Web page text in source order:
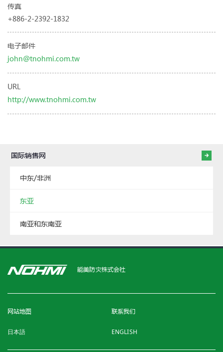
国际销售网
中东/非洲
东亚
南亚和东南亚
传真
+886-2-2392-1832
电子邮件
john@tnohmi.com.tw
URL
http://www.tnohmi.com.tw
能美防灾株式会社
网站地图 联系我们
日本語 ENGLISH